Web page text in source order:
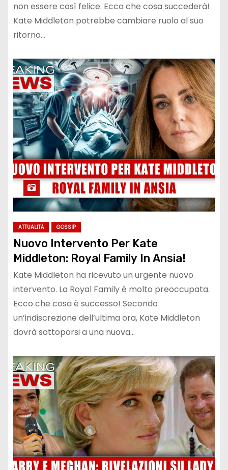
non essere così felice. Ecco che cosa succederà!
Kate Middleton potrebbe cambiare ruolo al suo
ritorno…
ATTUALITÀ GOSSIP
Nuovo Intervento Per Kate
Middleton: Royal Family In Ansia!
Kate Middleton ha ricevuto un urgente nuovo
intervento. La Royal Family è molto preoccupata.
Ecco che cosa è successo! Secondo
un’indiscrezione dell’ultima ora, Kate Middleton
dovrà sottoporsi a una nuova…